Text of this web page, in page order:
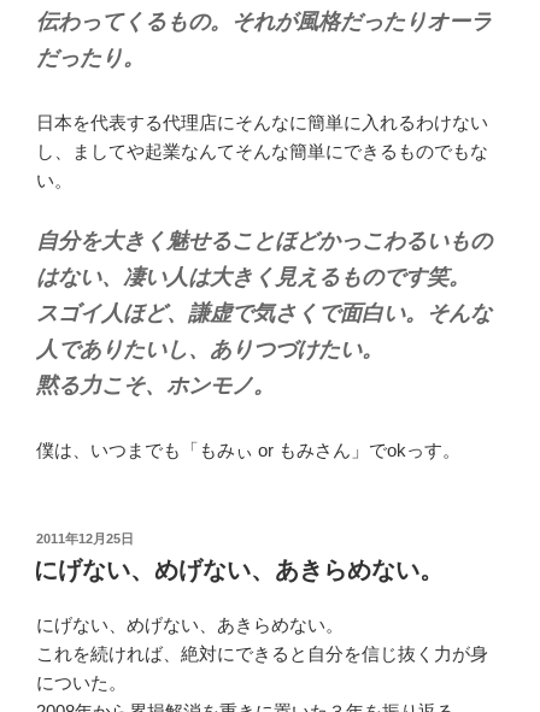
伝わってくるもの。それが風格だったりオーラ
だったり。
日本を代表する代理店にそんなに簡単に入れるわけない
し、ましてや起業なんてそんな簡単にできるものでもな
い。
自分を大きく魅せることほどかっこわるいもの
はない、凄い人は大きく見えるものです笑。
スゴイ人ほど、謙虚で気さくで面白い。そんな
人でありたいし、ありつづけたい。
黙る力こそ、ホンモノ。
僕は、いつまでも「もみぃ or もみさん」でokっす。
投
稿
日:
2011年12月25日
にげない、めげない、あきらめない。
にげない、めげない、あきらめない。
これを続ければ、絶対にできると自分を信じ抜く力が身
についた。